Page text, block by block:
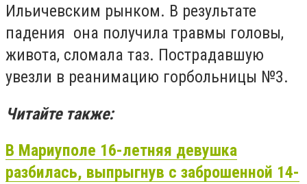
Ильичевским рынком. В результате
падения она получила травмы головы,
живота, сломала таз. Пострадавшую
увезли в реанимацию горбольницы №3.
Читайте также:
В Мариуполе 16-летняя девушка
разбилась, выпрыгнув с заброшенной 14-